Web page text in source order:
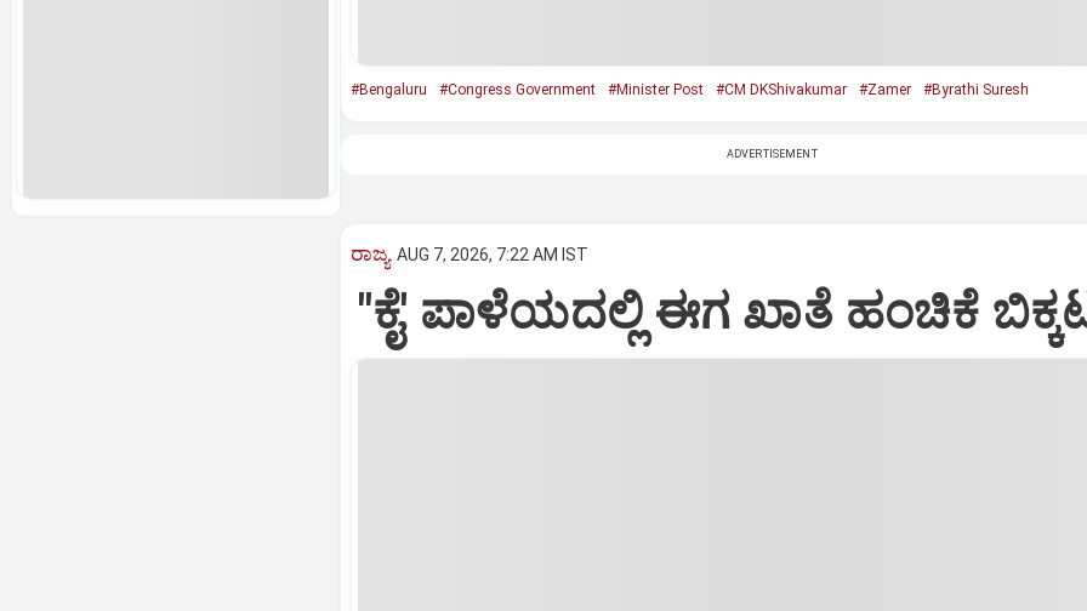
#Bengaluru #Congress Government #Minister Post #CM DKShivakumar #Zamer #Byrathi Suresh
ADVERTISEMENT
ರಾಜ್ಯ AUG 7, 2026, 7:22 AM IST
"ಕೈ' ಪಾಳೆಯದಲ್ಲಿ ಈಗ ಖಾತೆ ಹಂಚಿಕೆ